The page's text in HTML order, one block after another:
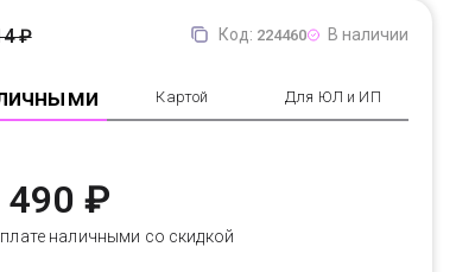
Код: 224460 В наличии
Картой Для ЮЛ и ИП
₽
490 ₽
наличными со скидкой